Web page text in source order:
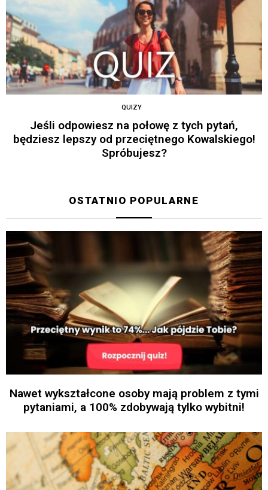
QUIZY
Jeśli odpowiesz na połowę z tych pytań,
będziesz lepszy od przeciętnego Kowalskiego!
Spróbujesz?
OSTATNIO POPULARNE
Nawet wykształcone osoby mają problem z tymi
pytaniami, a 100% zdobywają tylko wybitni!